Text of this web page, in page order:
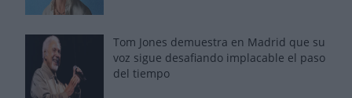
Tom Jones demuestra en Madrid que su
voz sigue desafiando implacable el paso
del tiempo